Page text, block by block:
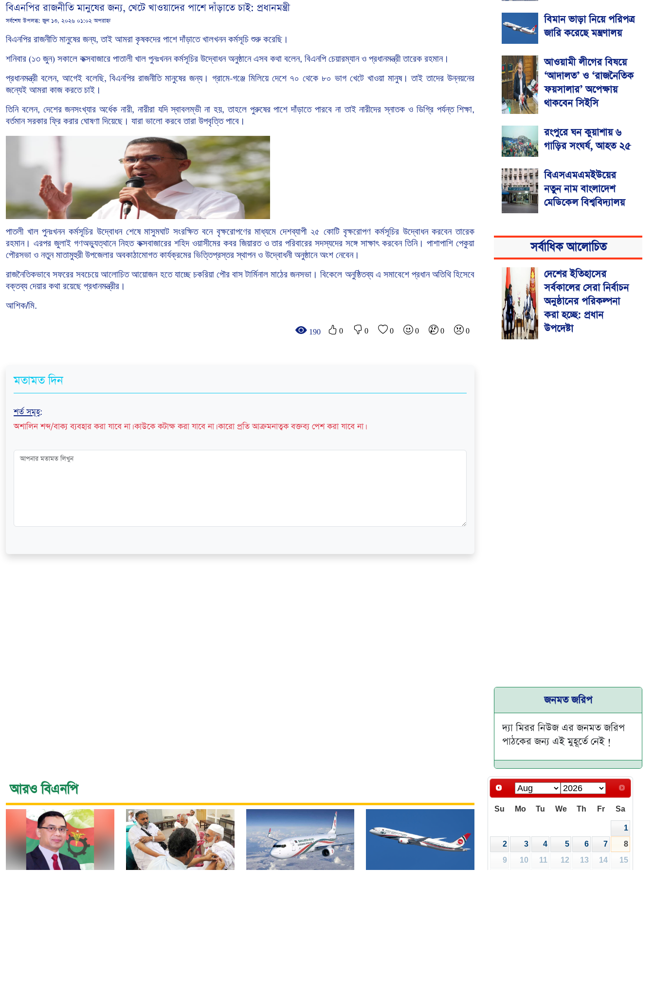
বিএনপির রাজনীতি মানুষের জন্য, খেটে খাওয়াদের পাশে দাঁড়াতে চাই: প্রধানমন্ত্রী
সর্বশেষ উপলব্ধ:জুন ১৩, ২০২৬ ০১:০২ অপরাহ্ন
বিএনপির রাজনীতি মানুষের জন্য,তাই আমরা কৃষকদের পাশে দাঁড়াতে খালখনন কর্মসূচি শুরু করেছি।
শনিবার (১৩ জুন) সকালে কক্সবাজারে পাতালী খাল পুনঃখনন কর্মসূচির উদ্বোধন অনুষ্ঠানে এসব কথা বলেন, বিএনপি চেয়ারম্যান ও প্রধানমন্ত্রী তারেক রহমান।
প্রধানমন্ত্রী বলেন, আগেই বলেছি,বিএনপির রাজনীতি মানুষের জন্য। গ্রামে-গঞ্জে মিলিয়ে দেশে ৭০ থেকে ৮০ ভাগ খেটে খাওয়া মানুষ। তাই তাদের উন্নয়নের
জন্যেই আমরা কাজ করতে চাই।
তিনি বলেন, দেশের জনসংখ্যার অর্ধেক নারী, নারীরা যদি স্বাবলম্ভী না হয়,তাহলে পুরুষের পাশে দাঁড়াতে পারবে না তাই নারীদের স্নাতক ও ডিগ্রি পর্যন্ত শিক্ষা,
বর্তমান সরকার ফ্রি করার ঘোষণা দিয়েছে। যারা ভালো করবে তারা উপবৃত্তি পাবে।
পাতলী খাল পুনঃখনন কর্মসূচির উদ্বোধন শেষে মাসুমঘাট সংরক্ষিত বনে বৃক্ষরোপণের মাধ্যমে দেশব্যাপী ২৫ কোটি বৃক্ষরোপণ কর্মসূচির উদ্বোধন করবেন তারেক
রহমান। এরপর জুলাই গণঅভ্যুত্থানে নিহত কক্সবাজারের শহিদ ওয়াসীমের কবর জিয়ারত ও তার পরিবারের সদস্যদের সঙ্গে সাক্ষাৎ করবেন তিনি। পাশাপাশি পেকুয়া
পৌরসভা ও নতুন মাতামুহুরী উপজেলার অবকাঠামোগত কার্যক্রমের ভিত্তিপ্রস্তর স্থাপন ও উদ্বোধনী অনুষ্ঠানে অংশ নেবেন।
রাজনৈতিকভাবে সফরের সবচেয়ে আলোচিত আয়োজন হতে যাচ্ছে চকরিয়া পৌর বাস টার্মিনাল মাঠের জনসভা। বিকেলে অনুষ্ঠিতব্য এ সমাবেশে প্রধান অতিথি হিসেবে
বক্তব্য দেয়ার কথা রয়েছে প্রধানমন্ত্রীর।
আশিক/মি.
190 0 0 0 0 0 0
মতামত দিন
শর্ত সমূহ:
অশালিন শব্দ/বাক্য ব্যবহার করা যাবে না। কাউকে কটাক্ষ করা যাবে না। কারো প্রতি আক্রমনাত্বক বক্তব্য পেশ করা যাবে না।
বিমান ভাড়া নিয়ে পরিপত্র
জারি করেছে মন্ত্রণালয়
আওয়ামী লীগের বিষয়ে
‘আদালত’ ও ‘রাজনৈতিক
ফয়সালার’ অপেক্ষায়
থাকবেন সিইসি
রংপুরে ঘন কুয়াশায় ৬
গাড়ির সংঘর্ষ, আহত ২৫
বিএসএমএমইউয়ের
নতুন নাম বাংলাদেশ
মেডিকেল বিশ্ববিদ্যালয়
সর্বাধিক আলোচিত
দেশের ইতিহাসের
সর্বকালের সেরা নির্বাচন
অনুষ্ঠানের পরিকল্পনা
করা হচ্ছে: প্রধান
উপদেষ্টা
জনমত জরিপ
দ্যা মিরর নিউজ এর জনমত জরিপ
পাঠকের জন্য এই মুহূর্তে নেই !
আরও বিএনপি
Su Mo Tu We Th Fr Sa
1
2
3 4 5 6 7
8
9
10 11 12 13 14
15